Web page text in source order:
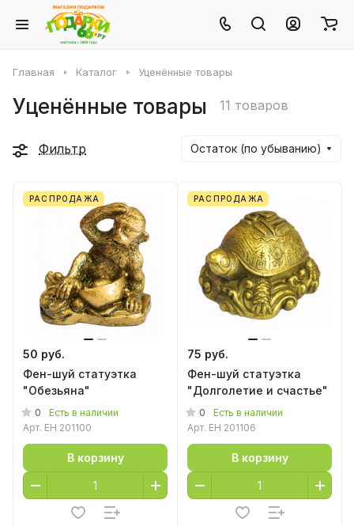
Главная Каталог Уценённые товары
Уценённые товары 11 товаров
Фильтр Остаток (по убыванию)
РАСПРОДАЖА
50 руб.
Фен-шуй статуэтка
"Обезьяна"
0
Есть в наличии
Арт. EH 201100
В корзину
РАСПРОДАЖА
75 руб.
Фен-шуй статуэтка
"Долголетие и счастье"
0
Есть в наличии
Арт. EH 201106
В корзину